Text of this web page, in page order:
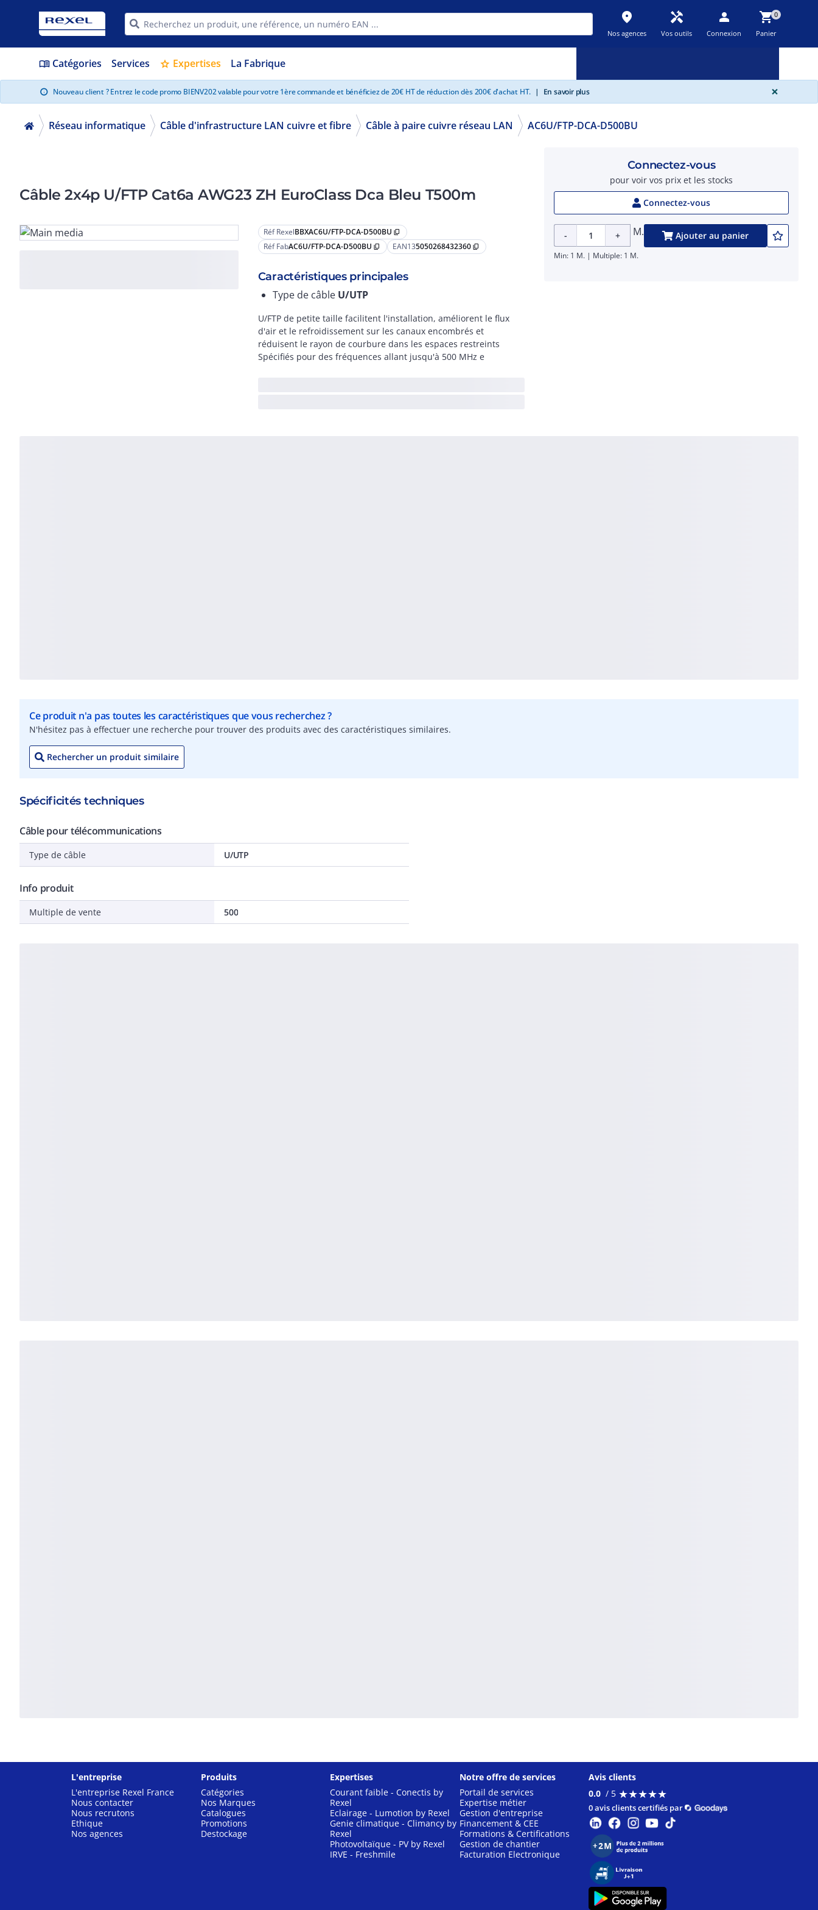
place
Nos agences
handyman
Vos outils
person
Connexion
shopping_cart0
Panier
menu_book Catégories Services star Expertises La Fabrique
info Nouveau client ? Entrez le code promo BIENV202 valable pour votre 1ère commande et bénéficiez de 20€ HT de réduction dès 200€ d'achat HT. | En savoir plus ×
Réseau informatique Câble d'infrastructure LAN cuivre et fibre Câble à paire cuivre réseau LAN AC6U/FTP-DCA-D500BU
Câble 2x4p U/FTP Cat6a AWG23 ZH EuroClass Dca Bleu T500m
Réf RexelBBXAC6U/FTP-DCA-D500BU content_copy
Réf FabAC6U/FTP-DCA-D500BU content_copy EAN135050268432360 content_copy
Caractéristiques principales
Type de câble U/UTP
U/FTP de petite taille facilitent l'installation, améliorent le flux
d'air et le refroidissement sur les canaux encombrés et
réduisent le rayon de courbure dans les espaces restreints
Spécifiés pour des fréquences allant jusqu'à 500 MHz e
Connectez-vous
pour voir vos prix et les stocks
Connectez-vous
- + M. Ajouter au panier
Min: 1 M. | Multiple: 1 M.
Ce produit n'a pas toutes les caractéristiques que vous recherchez ?
N'hésitez pas à effectuer une recherche pour trouver des produits avec des caractéristiques similaires.
Rechercher un produit similaire
Spécificités techniques
Câble pour télécommunications
Type de câble U/UTP
Info produit
Multiple de vente 500
L'entreprise
L'entreprise Rexel France
Nous contacter
Nous recrutons
Ethique
Nos agences
Produits
Catégories
Nos Marques
Catalogues
Promotions
Destockage
Expertises
Courant faible - Conectis by
Rexel
Eclairage - Lumotion by Rexel
Genie climatique - Climancy by
Rexel
Photovoltaïque - PV by Rexel
IRVE - Freshmile
Notre offre de services
Portail de services
Expertise métier
Gestion d'entreprise
Financement & CEE
Formations & Certifications
Gestion de chantier
Facturation Electronique
Avis clients
0.0 / 5 ★★★★★
★★★★★
0 avis clients certifiés par